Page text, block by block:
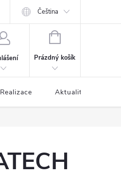
Čeština
NÁKUPNÍ
Prázdný košík
Realizace Aktuality